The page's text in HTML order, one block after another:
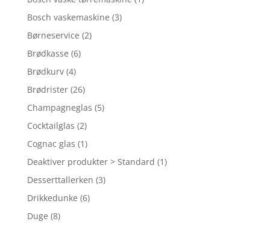
Bosch vaskemaskine (3)
Børneservice (2)
Brødkasse (6)
Brødkurv (4)
Brødrister (26)
Champagneglas (5)
Cocktailglas (2)
Cognac glas (1)
Deaktiver produkter > Standard (1)
Desserttallerken (3)
Drikkedunke (6)
Duge (8)